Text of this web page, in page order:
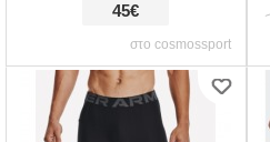
στο cosmossport
45€